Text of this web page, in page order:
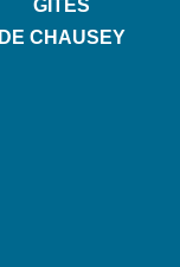
GÎTES
DE CHAUSEY